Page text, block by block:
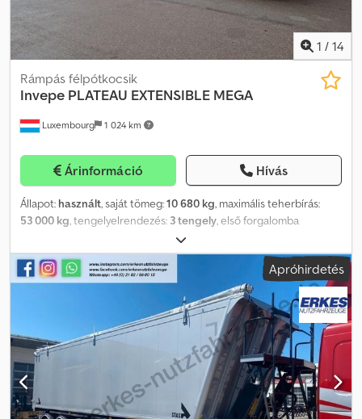
1 / 14
Luxembourg 1 024 km
Rámpás félpótkocsik
Invepe PLATEAU EXTENSIBLE MEGA
Árinformáció Hívás
Állapot: használt, saját tömeg:10 680 kg, maximális teherbírás:
53 000 kg, tengelyelrendezés: 3 tengely, első forgalomba
20 500 mm
mm, felfüggesztés:levegő, teherbírás:42 320 kg, • Emelhető első
tengely • Önkormányzó harmadik tengely • Rakfelület 2,40 m •
Platómagasság 1,40 m • Plató hosszúsága 13,30 m • Hosszabbítható
20,50 m-ig • Tároló láda • Hosszú rácsos állvány • Víztartály •
Konvojkészlet • 10 rögzítőgyűrű Codpsx Hky Ujfx Akverf • WABCO
SmartBoard • 20 alumínium oszlop igény szerint
Apróhirdetés